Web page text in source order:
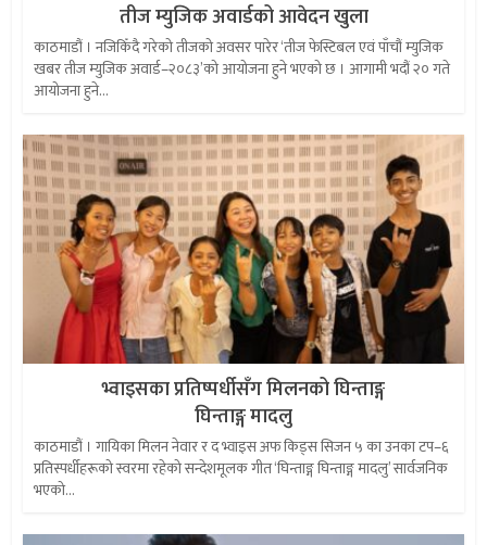
तीज म्युजिक अवार्डको आवेदन खुला
काठमाडौं । नजिकिँदै गरेको तीजको अवसर पारेर ‘तीज फेस्टिबल एवं पाँचौं म्युजिक
खबर तीज म्युजिक अवार्ड–२०८३’को आयोजना हुने भएको छ । आगामी भदौं २० गते
आयोजना हुने...
भ्वाइसका प्रतिष्पर्धीसँग मिलनको घिन्ताङ्ग
घिन्ताङ्ग मादलु
काठमाडौं । गायिका मिलन नेवार र द भ्वाइस अफ किड्स सिजन ५ का उनका टप–६
प्रतिस्पर्धीहरूको स्वरमा रहेको सन्देशमूलक गीत ‘घिन्ताङ्ग घिन्ताङ्ग मादलु’ सार्वजनिक
भएको...